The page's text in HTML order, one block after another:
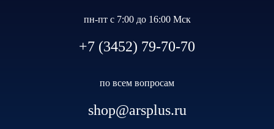
пн-пт с 7:00 до 16:00 Мск
+7 (3452) 79-70-70
по всем вопросам
shop@arsplus.ru